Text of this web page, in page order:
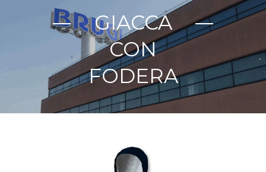
GIACCA
CON
FODERA